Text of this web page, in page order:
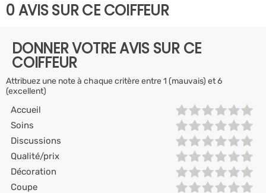
0 AVIS SUR CE COIFFEUR
DONNER VOTRE AVIS SUR CE
COIFFEUR
Attribuez une note à chaque critère entre 1 (mauvais) et 6
(excellent)
Accueil
Soins
Discussions
Qualité/prix
Décoration
Coupe